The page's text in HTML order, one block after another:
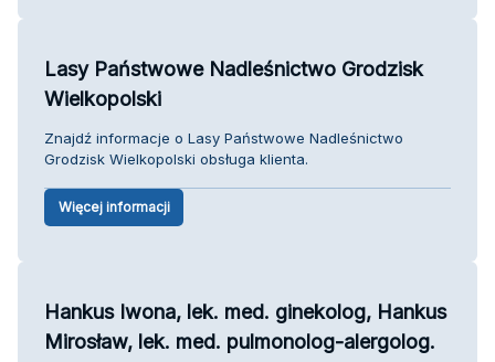
Lasy Państwowe Nadleśnictwo Grodzisk
Wielkopolski
Znajdź informacje o Lasy Państwowe Nadleśnictwo
Grodzisk Wielkopolski obsługa klienta.
Więcej informacji
Hankus Iwona, lek. med. ginekolog, Hankus
Mirosław, lek. med. pulmonolog-alergolog.